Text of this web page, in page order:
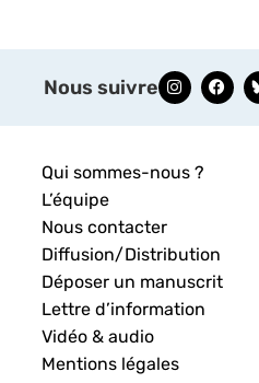
Nous suivre
Qui sommes-nous ?
L’équipe
Nous contacter
Diffusion/Distribution
Déposer un manuscrit
Lettre d’information
Vidéo & audio
Mentions légales